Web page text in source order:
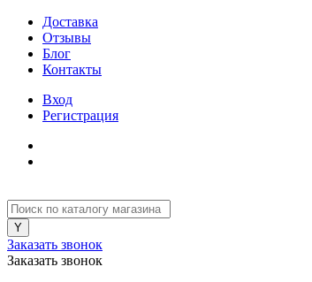
Доставка
Отзывы
Блог
Контакты
Вход
Регистрация
Заказать звонок
Заказать звонок